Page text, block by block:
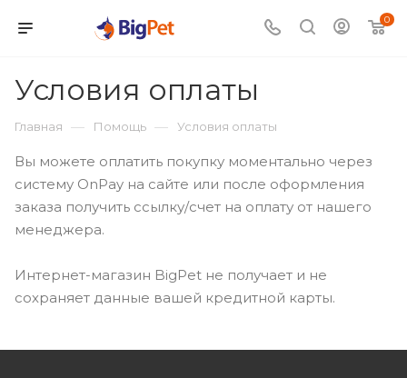
0
Условия оплаты
Главная — Помощь — Условия оплаты
Вы можете оплатить покупку моментально через
систему OnPay на сайте или после оформления
заказа получить ссылку/счет на оплату от нашего
менеджера.
Интернет-магазин BigPet не получает и не
сохраняет данные вашей кредитной карты.